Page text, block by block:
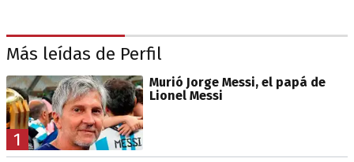
Más leídas de Perfil
1
Murió Jorge Messi, el papá de
Lionel Messi